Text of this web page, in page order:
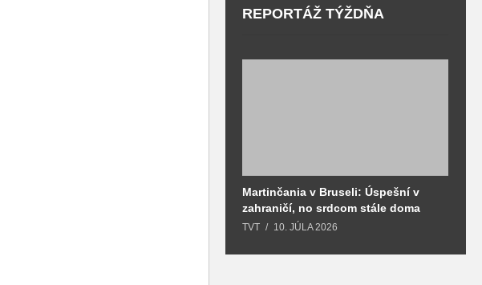
REPORTÁŽ TÝŽDŇA
Martinčania v Bruseli: Úspešní v
zahraničí, no srdcom stále doma
TVT 10. JÚLA 2026